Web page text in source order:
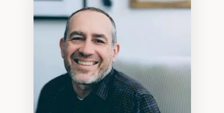
Pédagogies critiques et justice sociale
Éthique relationnelle et sollicitude en
éducation
Décolonisation et autochtonisation de la
formation à l’enseignement
Littératie et didactique du français
Éducation inclusive
Formation à l’enseignement en contexte
francophone minoritaire
Identité linguistique et culturelle
Recherche-action et approches
participatives
Leadership éducatif et pratiques réflexives
Éducation durable et bien-être en